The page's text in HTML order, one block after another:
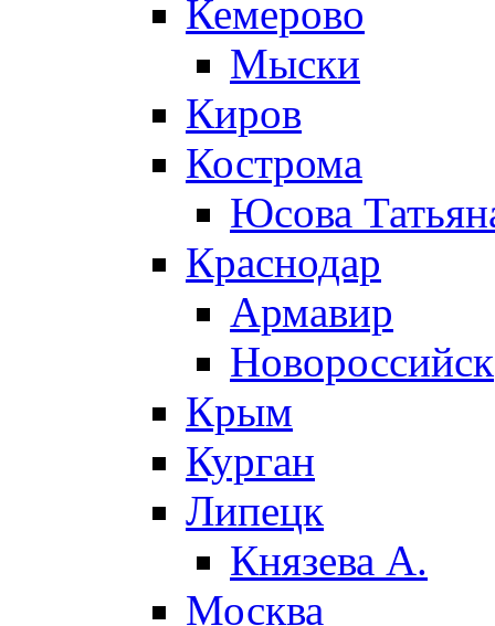
Кемерово
Мыски
Киров
Кострома
Юсова
Краснодар
Армавир
Новороссийск
Крым
Курган
Липецк
Князева А.
Москва